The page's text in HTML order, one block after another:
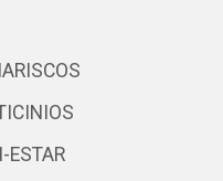
ESTAR